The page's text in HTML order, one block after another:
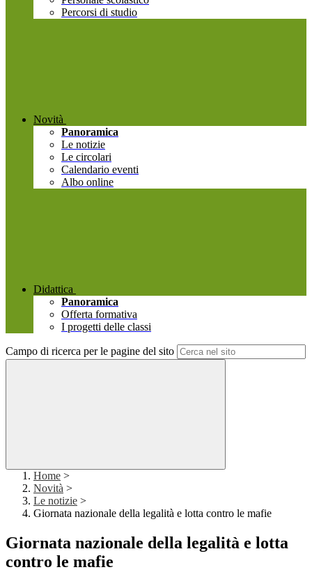
Percorsi di studio
Novità
Panoramica
Le notizie
Le circolari
Calendario eventi
Albo online
Didattica
Panoramica
Offerta formativa
I progetti delle classi
Campo di ricerca per le pagine del sito
Home >
Novità >
Le notizie >
Giornata nazionale della legalità e lotta contro le mafie
Giornata nazionale della legalità e lotta
contro le mafie